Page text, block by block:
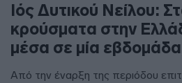
Ιός Δυτικού Νείλου:
κρούσματα στην
μέσα σε μία
Από την έναρξη της περιόδου